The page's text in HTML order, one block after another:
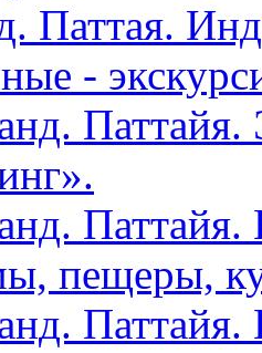
Паттая.
-
Паттайя.
Паттайя.
пещеры,
Паттайя.